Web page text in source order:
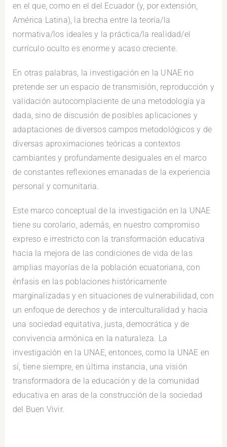
en el que, como en el del Ecuador (y, por extensión,
América Latina), la brecha entre la teoría/la
normativa/los ideales y la práctica/la realidad/el
currículo oculto es enorme y acaso creciente.
En otras palabras, la investigación en la UNAE no
pretende ser un espacio de transmisión, reproducción y
validación autocomplaciente de una metodología ya
dada, sino de discusión de posibles aplicaciones y
adaptaciones de diversos campos metodológicos y de
diversas aproximaciones teóricas a contextos
cambiantes y profundamente desiguales en el marco
de constantes reflexiones emanadas de la experiencia
personal y comunitaria.
Este marco conceptual de la investigación en la UNAE
tiene su corolario, además, en nuestro compromiso
expreso e irrestricto con la transformación educativa
hacia la mejora de las condiciones de vida de las
amplias mayorías de la población ecuatoriana, con
énfasis en las poblaciones históricamente
marginalizadas y en situaciones de vulnerabilidad, con
un enfoque de derechos y de interculturalidad y hacia
una sociedad equitativa, justa, democrática y de
convivencia armónica en la naturaleza. La
investigación en la UNAE, entonces, como la UNAE en
sí, tiene siempre, en última instancia, una visión
transformadora de la educación y de la comunidad
educativa en aras de la construcción de la sociedad
del Buen Vivir.